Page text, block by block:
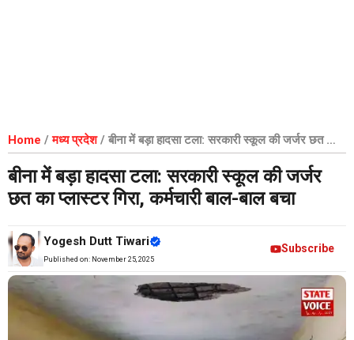
Home /मध्य प्रदेश/ बीना में बड़ा हादसा टला: सरकारी स्कूल की जर्जर छत का
प्लास्टर गिरा, कर्मचारी बाल-बाल बचा
बीना में बड़ा हादसा टला: सरकारी स्कूल की जर्जर
छत का प्लास्टर गिरा, कर्मचारी बाल-बाल बचा
Yogesh Dutt Tiwari
Published on: November 25, 2025
Subscribe